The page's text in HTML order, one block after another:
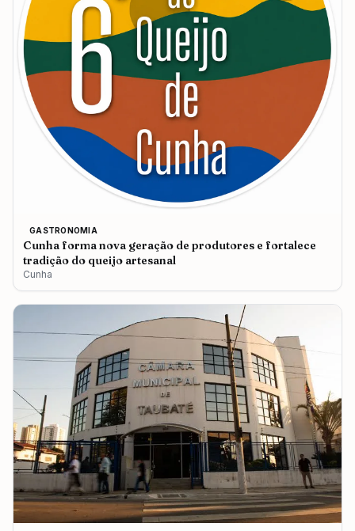
GASTRONOMIA
Cunha forma nova geração de produtores e fortalece
tradição do queijo artesanal
Cunha